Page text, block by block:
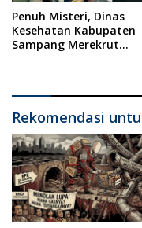
Penuh Misteri, Dinas
Kesehatan Kabupaten
Sampang Merekrut
Rekomendasi